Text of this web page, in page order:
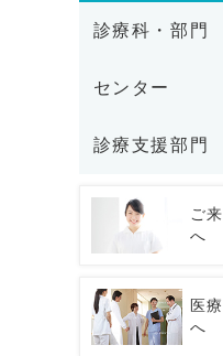
診療科・部門
センター
診療支援部門
ご
へ
医
へ